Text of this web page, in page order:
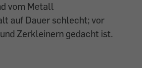
vom Metall
auf Dauer schlecht; vor
Zerkleinern gedacht ist.